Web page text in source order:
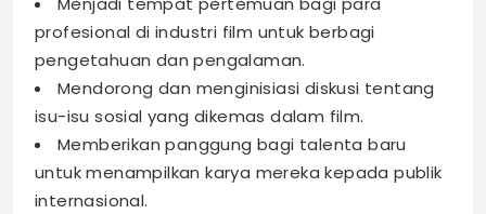
profesional di industri film untuk berbagi
pengetahuan dan pengalaman.
Mendorong dan menginisiasi diskusi tentang
isu-isu sosial yang dikemas dalam film.
Memberikan panggung bagi talenta baru
untuk menampilkan karya mereka kepada publik
internasional.